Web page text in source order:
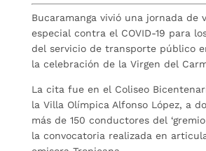
Bucaramanga vivió una jornada de
especial contra el COVID-19 para
del servicio de transporte público
la celebración de la Virgen del
La cita fue en el Coliseo
la Villa Olímpica Alfonso López, a
más de 150 conductores del
la convocatoria realizada en